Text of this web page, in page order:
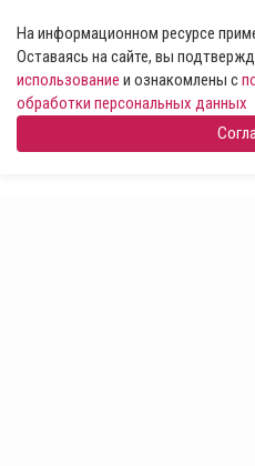
На информационном ресурсе
Оставаясь на сайте, вы
использование и ознакомлены с
обработки персональных данных